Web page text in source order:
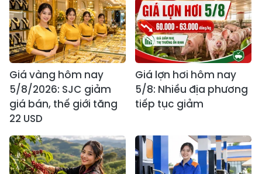
Giá vàng hôm nay
5/8/2026: SJC giảm
giá bán, thế giới tăng
22 USD
Giá lợn hơi hôm nay
5/8: Nhiều địa phương
tiếp tục giảm